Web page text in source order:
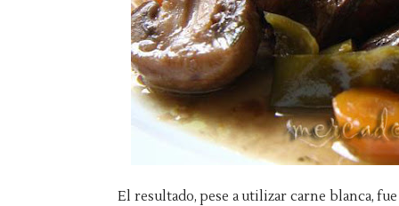
El resultado, pese a utilizar carne blanca,